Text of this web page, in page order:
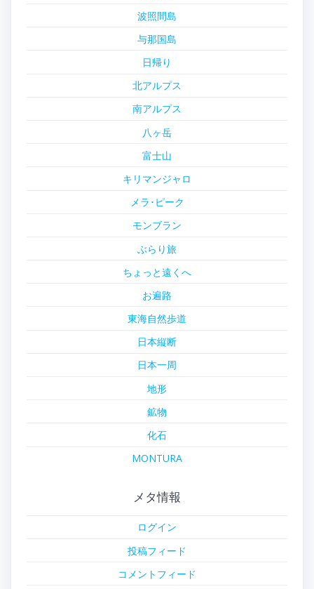
波照間島
与那国島
日帰り
北アルプス
南アルプス
八ヶ岳
富士山
キリマンジャロ
メラ･ピーク
モンブラン
ぶらり旅
ちょっと遠くへ
お遍路
東海自然歩道
日本縦断
日本一周
地形
鉱物
化石
MONTURA
メタ情報
ログイン
投稿フィード
コメントフィード